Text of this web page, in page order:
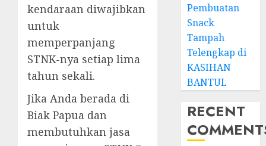
kendaraan diwajibkan
untuk
memperpanjang
STNK-nya setiap lima
tahun sekali.
Jika Anda berada di
Biak Papua dan
membutuhkan jasa
Pembuatan
Snack
Tampah
Telengkap di
KASIHAN
BANTUL
RECENT